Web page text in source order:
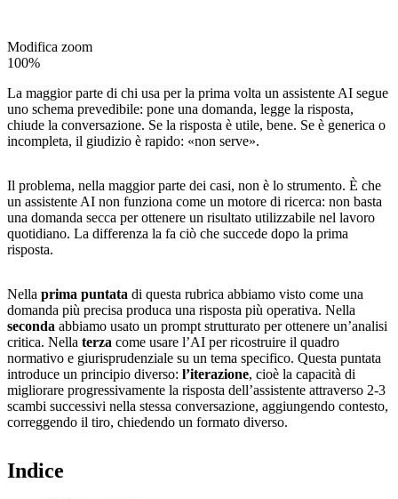
Modifica zoom
100%
La maggior parte di chi usa per la prima volta un assistente AI segue
uno schema prevedibile: pone una domanda, legge la risposta,
chiude la conversazione. Se la risposta è utile, bene. Se è generica o
incompleta, il giudizio è rapido: «non serve».
Il problema, nella maggior parte dei casi, non è lo strumento. È che
un assistente AI non funziona come un motore di ricerca: non basta
una domanda secca per ottenere un risultato utilizzabile nel lavoro
quotidiano. La differenza la fa ciò che succede dopo la prima
risposta.
Nella prima puntata di questa rubrica abbiamo visto come una
domanda più precisa produca una risposta più operativa. Nella
seconda abbiamo usato un prompt strutturato per ottenere un’analisi
critica. Nella terza come usare l’AI per ricostruire il quadro
normativo e giurisprudenziale su un tema specifico. Questa puntata
introduce un principio diverso: l’iterazione, cioè la capacità di
migliorare progressivamente la risposta dell’assistente attraverso 2-3
scambi successivi nella stessa conversazione, aggiungendo contesto,
correggendo il tiro, chiedendo un formato diverso.
Indice